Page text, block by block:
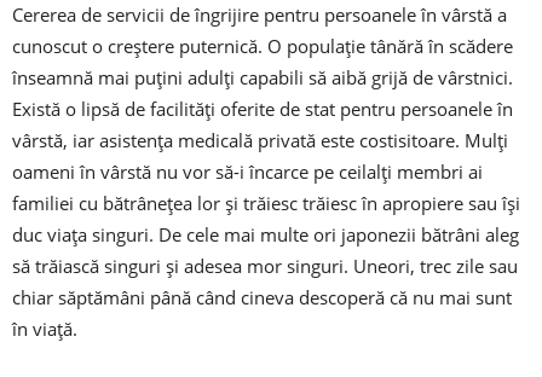
Cererea de servicii de îngrijire pentru persoanele în vârstă a
cunoscut o creștere puternică. O populație tânără în scădere
înseamnă mai puțini adulți capabili să aibă grijă de vârstnici.
Există o lipsă de facilități oferite de stat pentru persoanele în
vârstă, iar asistența medicală privată este costisitoare. Mulți
oameni în vârstă nu vor să-i încarce pe ceilalți membri ai
familiei cu bătrânețea lor și trăiesc trăiesc în apropiere sau își
duc viața singuri. De cele mai multe ori japonezii bătrâni aleg
să trăiască singuri și adesea mor singuri. Uneori, trec zile sau
chiar săptămâni până când cineva descoperă că nu mai sunt
în viață.